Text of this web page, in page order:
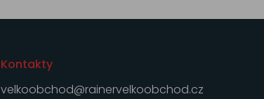
Kontakty
velkoobchod@rainervelkoobchod.cz